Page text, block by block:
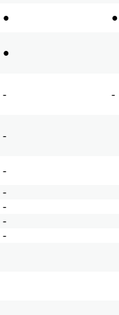
●
●
●
- -
-
-
-
-
-
-